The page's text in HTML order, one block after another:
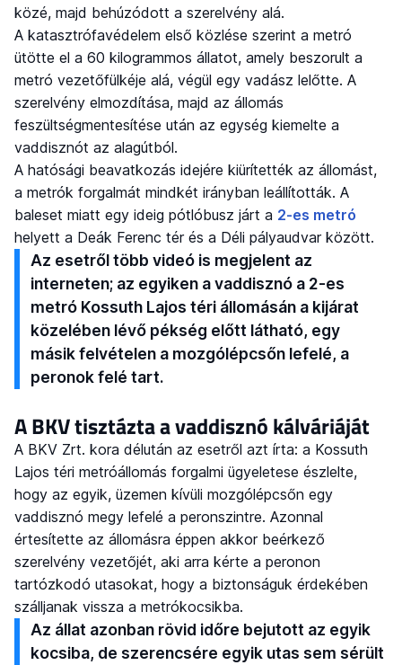
közé, majd behúzódott a szerelvény alá.
A katasztrófavédelem első közlése szerint a metró
ütötte el a 60 kilogrammos állatot, amely beszorult a
metró vezetőfülkéje alá, végül egy vadász lelőtte. A
szerelvény elmozdítása, majd az állomás
feszültségmentesítése után az egység kiemelte a
vaddisznót az alagútból.
A hatósági beavatkozás idejére kiürítették az állomást,
a metrók forgalmát mindkét irányban leállították. A
baleset miatt egy ideig pótlóbusz járt a 2-es metró
helyett a Deák Ferenc tér és a Déli pályaudvar között.
Az esetről több videó is megjelent az
interneten; az egyiken a vaddisznó a 2-es
metró Kossuth Lajos téri állomásán a kijárat
közelében lévő pékség előtt látható, egy
másik felvételen a mozgólépcsőn lefelé, a
peronok felé tart.
A BKV tisztázta a vaddisznó kálváriáját
A BKV Zrt. kora délután az esetről azt írta: a Kossuth
Lajos téri metróállomás forgalmi ügyeletese észlelte,
hogy az egyik, üzemen kívüli mozgólépcsőn egy
vaddisznó megy lefelé a peronszintre. Azonnal
értesítette az állomásra éppen akkor beérkező
szerelvény vezetőjét, aki arra kérte a peronon
tartózkodó utasokat, hogy a biztonságuk érdekében
szálljanak vissza a metrókocsikba.
Az állat azonban rövid időre bejutott az egyik
kocsiba, de szerencsére egyik utas sem sérült